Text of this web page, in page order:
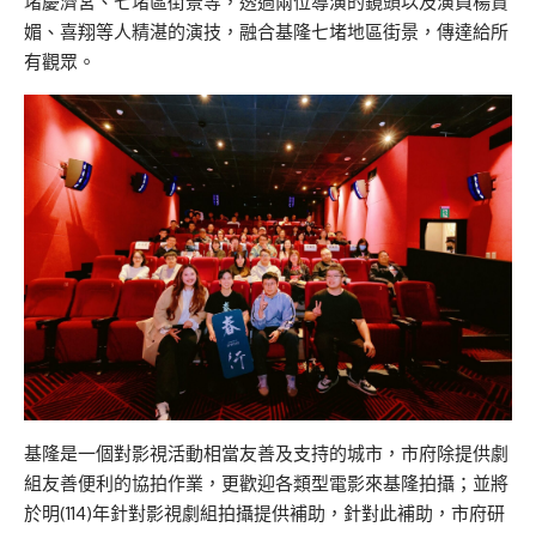
媚、喜翔等人精湛的演技，融合基隆七堵地區街景，傳達給所
有觀眾。
基隆是一個對影視活動相當友善及支持的城市，市府除提供劇
組友善便利的協拍作業，更歡迎各類型電影來基隆拍攝；並將
於明(114)年針對影視劇組拍攝提供補助，針對此補助，市府研